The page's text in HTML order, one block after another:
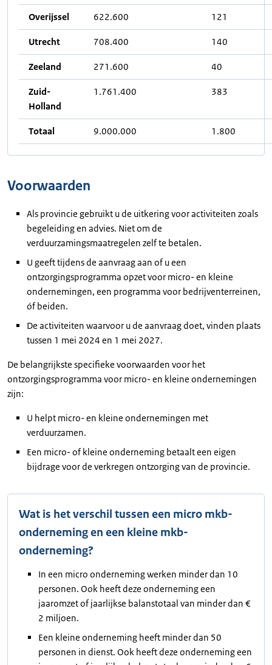
Overijssel 622.600 121
Utrecht 708.400 140
Zeeland 271.600 40
Zuid-
Holland
1.761.400 383
Totaal 9.000.000 1.800
Voorwaarden
Als provincie gebruikt u de uitkering voor activiteiten zoals
begeleiding en advies. Niet om de
verduurzamingsmaatregelen zelf te betalen.
U geeft tijdens de aanvraag aan of u een
ontzorgingsprogramma opzet voor micro- en kleine
ondernemingen, een programma voor bedrijventerreinen,
óf beiden.
De activiteiten waarvoor u de aanvraag doet, vinden plaats
tussen 1 mei 2024 en 1 mei 2027.
De belangrijkste specifieke voorwaarden voor het
ontzorgingsprogramma voor micro- en kleine ondernemingen
zijn:
U helpt micro- en kleine ondernemingen met
verduurzamen.
Een micro- of kleine onderneming betaalt een eigen
bijdrage voor de verkregen ontzorging van de provincie.
Wat is het verschil tussen een micro mkb-
onderneming en een kleine mkb-
onderneming?
In een micro onderneming werken minder dan 10
personen. Ook heeft deze onderneming een
jaaromzet of jaarlijkse balanstotaal van minder dan €
2 miljoen.
Een kleine onderneming heeft minder dan 50
personen in dienst. Ook heeft deze onderneming een